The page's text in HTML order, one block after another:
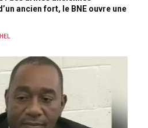
ancien fort, le BNE ouvre une